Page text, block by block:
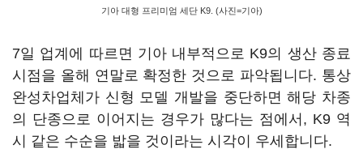
기아 대형 프리미엄 세단 K9. (사진=기아)
7일 업계에 따르면 기아 내부적으로 K9의 생산 종료
시점을 올해 연말로 확정한 것으로 파악됩니다. 통상
완성차업체가 신형 모델 개발을 중단하면 해당 차종
의 단종으로 이어지는 경우가 많다는 점에서, K9 역
시 같은 수순을 밟을 것이라는 시각이 우세합니다.